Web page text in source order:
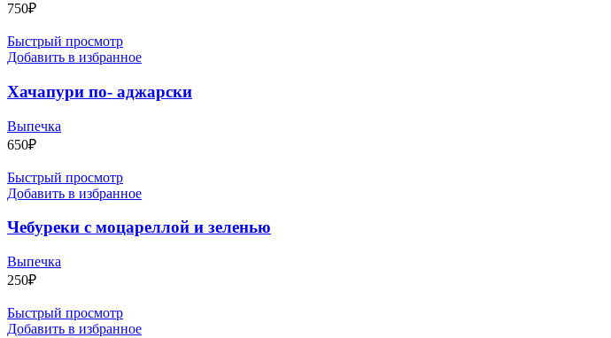
750₽
Быстрый просмотр
Добавить в избранное
Хачапури по- аджарски
Выпечка
650₽
Быстрый просмотр
Добавить в избранное
Чебуреки с моцареллой и зеленью
Выпечка
250₽
Быстрый просмотр
Добавить в избранное